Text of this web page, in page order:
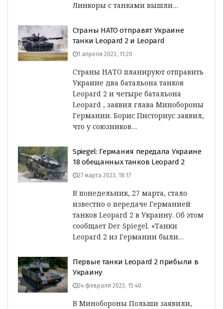
Линкоры с танками вышли…
Страны НАТО отправят Украине
танки Leopard 2 и Leopard
1 апреля 2023, 11:20
Страны НАТО планируют отправить
Украине два батальона танков
Leopard 2 и четыре батальона
Leopard , заявил глава Минобороны
Германии. Борис Писториус заявил,
что у союзников…
Spiegel: Германия передала Украине
18 обещанных танков Leopard 2
27 марта 2023, 18:17
В понедельник, 27 марта, стало
известно о передаче Германией
танков Leopard 2 в Украину. Об этом
сообщает Der Spiegel. «Танки
Leopard 2 из Германии были…
Первые танки Leopard 2 прибыли в
Украину
24 февраля 2023, 15:40
В Минобороны Польши заявили,